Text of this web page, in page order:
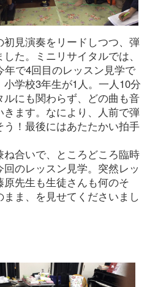
初見演奏をリードしつつ、弾
た。ミニリサイタルでは、
年で4回目のレッスン見学で
学校3年生が1人。一人10分
にも関わらず、どの曲も音
ます。なにより、人前で弾
う！最後にはあたたかい拍手
合いで、ところどころ臨時
のレッスン見学。突然レッ
先生も生徒さんも何のそ
ま、を見せてくださいまし